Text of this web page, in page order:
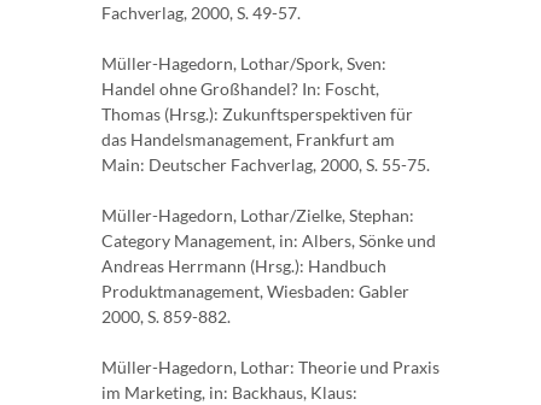
Fachverlag, 2000, S. 49-57.
Müller-Hagedorn, Lothar/Spork, Sven:
Handel ohne Großhandel? In: Foscht,
Thomas (Hrsg.): Zukunftsperspektiven für
das Handelsmanagement, Frankfurt am
Main: Deutscher Fachverlag, 2000, S. 55-75.
Müller-Hagedorn, Lothar/Zielke, Stephan:
Category Management, in: Albers, Sönke und
Andreas Herrmann (Hrsg.): Handbuch
Produktmanagement, Wiesbaden: Gabler
2000, S. 859-882.
Müller-Hagedorn, Lothar: Theorie und Praxis
im Marketing, in: Backhaus, Klaus: